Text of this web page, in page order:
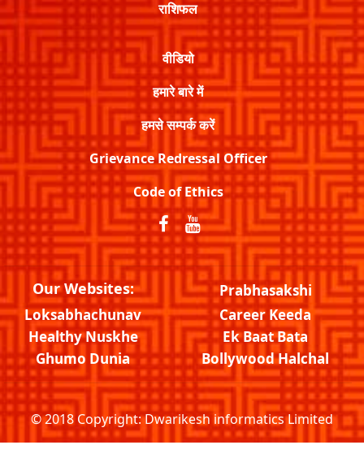
राशिफल
वीडियो
हमारे बारे में
हमसे सम्पर्क करें
Grievance Redressal Officer
Code of Ethics
Our Websites:
Prabhasakshi
Loksabhachunav
Career Keeda
Healthy Nuskhe
Ek Baat Bata
Ghumo Dunia
Bollywood Halchal
© 2018 Copyright:Dwarikesh informatics Limited